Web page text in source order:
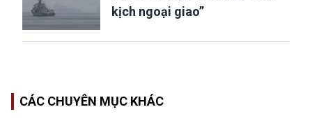
kịch ngoại giao”
CÁC CHUYÊN MỤC KHÁC